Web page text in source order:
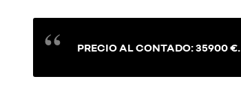
PRECIO AL CONTADO: 35900 €.